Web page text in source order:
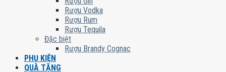
Rượu Vodka
Rượu Rum
Rượu Tequila
Đặc biệt
Rượu Brandy Cognac
PHỤ KIỆN
QUÀ TẶNG